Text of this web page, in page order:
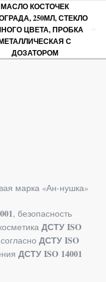
МАСЛО КОСТОЧЕК
250МЛ, СТЕКЛО
ЦВЕТА, ПРОБКА
С
ДОЗАТОРОМ
марка «Ан-нушка»
, безопасность
ДСТУ ISO
ДСТУ ISO
ДСТУ ISO 14001